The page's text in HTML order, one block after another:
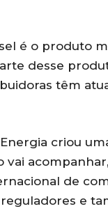
é o produto
desse
têm
criou
vai
de
e